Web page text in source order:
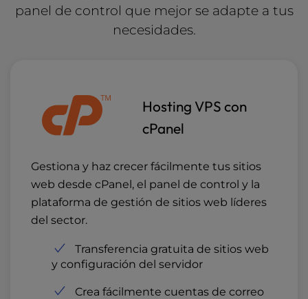
panel de control que mejor se adaptea tus
necesidades.
Hosting VPS con
cPanel
Gestiona y haz crecer fácilmente tus sitios
web desde cPanel, el panel de control y la
plataforma de gestión de sitios web líderes
del sector.
Transferencia gratuita de sitios web
y configuración del servidor
Crea fácilmente cuentas de correo